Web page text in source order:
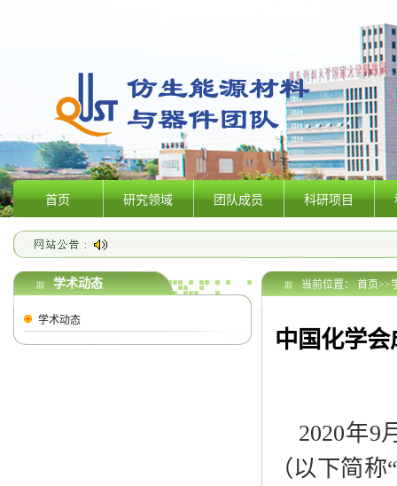
首页 研究领域 团队成员 科研项目
学术动态
学术动态
当前位置： 首页>>
中国化学
2020年9
（以下简